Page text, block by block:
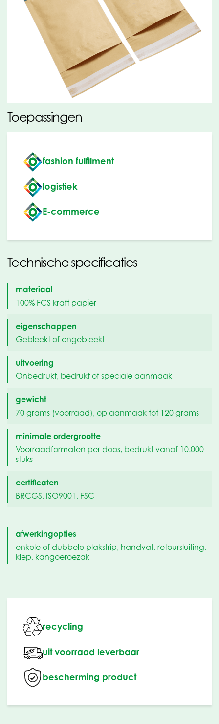
verzendoplossing voor uw e-commerce activiteiten.
Door het lage gewicht, de uitstekende beschermende
eigenschappen en de volledige recyclebaarheid van
deze verpakkingen zijn ze uitstekend inzetbaar in
meerdere E-commerce segmenten. Onze
webshopbags zijn geheel naar wens te bedrukken.
Ook diverse formaten onbedrukt uit voorraad
Toepassingen
fashion fulfilment
logistiek
E-commerce
Technische specificaties
materiaal
100% FCS kraft papier
eigenschappen
Gebleekt of ongebleekt
uitvoering
Onbedrukt, bedrukt of speciale aanmaak
gewicht
70 grams (voorraad), op aanmaak tot 120 grams
minimale ordergrootte
Voorraadformaten per doos, bedrukt vanaf 10.000
stuks
certificaten
BRCGS, ISO9001, FSC
afwerkingopties
enkele of dubbele plakstrip, handvat, retoursluiting,
klep, kangoeroezak
recycling
uit voorraad leverbaar
bescherming product